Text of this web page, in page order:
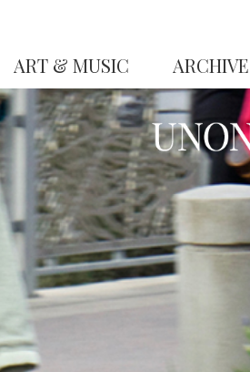
ART & MUSIC ARCHIVE